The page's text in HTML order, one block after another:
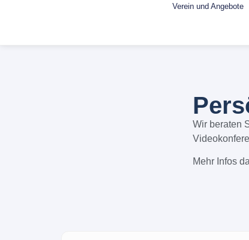
Verein und Angebote
Wir beraten
Mehr Infos